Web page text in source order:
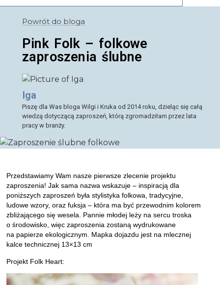
Powrót do bloga
Pink Folk – folkowe
zaproszenia ślubne
Iga
Piszę dla Was bloga Wilgi i Kruka od 2014 roku, dzieląc się całą
wiedzą dotyczącą zaproszeń, którą zgromadziłam przez lata
pracy w branży.
Przedstawiamy Wam nasze pierwsze zlecenie projektu
zaproszenia! Jak sama nazwa wskazuje – inspiracją dla
poniższych zaproszeń była stylistyka folkowa, tradycyjne,
ludowe wzory, oraz fuksja – która ma być przewodnim kolorem
zbliżającego się wesela. Pannie młodej leży na sercu troska
o środowisko, więc zaproszenia zostaną wydrukowane
na papierze ekologicznym. Mapka dojazdu jest na mlecznej
kalce technicznej 13×13 cm
Projekt Folk Heart: